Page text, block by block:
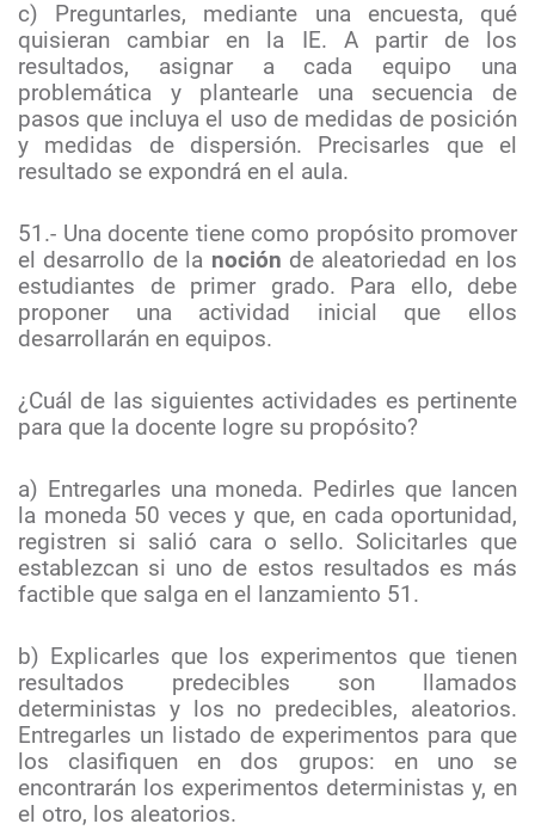
c) Preguntarles, mediante una encuesta, qué
quisieran cambiar en la IE. A partir de los
resultados, asignar a cada equipo una
problemática y plantearle una secuencia de
pasos que incluya el uso de medidas de posición
y medidas de dispersión. Precisarles que el
resultado se expondrá en el aula.
51.- Una docente tiene como propósito promover
el desarrollo de la noción de aleatoriedad en los
estudiantes de primer grado. Para ello, debe
proponer una actividad inicial que ellos
desarrollarán en equipos.
¿Cuál de las siguientes actividades es pertinente
para que la docente logre su propósito?
a) Entregarles una moneda. Pedirles que lancen
la moneda 50 veces y que, en cada oportunidad,
registren si salió cara o sello. Solicitarles que
establezcan si uno de estos resultados es más
factible que salga en el lanzamiento 51.
b) Explicarles que los experimentos que tienen
resultados predecibles son llamados
deterministas y los no predecibles, aleatorios.
Entregarles un listado de experimentos para que
los clasifiquen en dos grupos: en uno se
encontrarán los experimentos deterministas y, en
el otro, los aleatorios.